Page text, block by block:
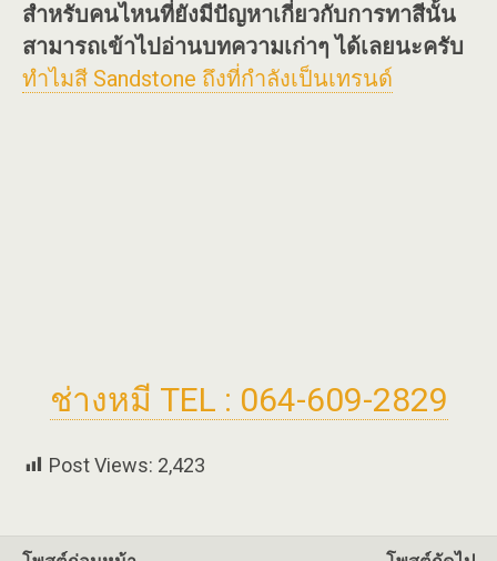
สำหรับคนไหนที่ยังมีปัญหาเกี่ยวกับการทาสีนั้น
สามารถเข้าไปอ่านบทความเก่าๆ ได้เลยนะครับ
ทำไมสี Sandstone ถึงที่กำลังเป็นเทรนด์
ช่างหมี TEL : 064-609-2829
Post Views: 2,423